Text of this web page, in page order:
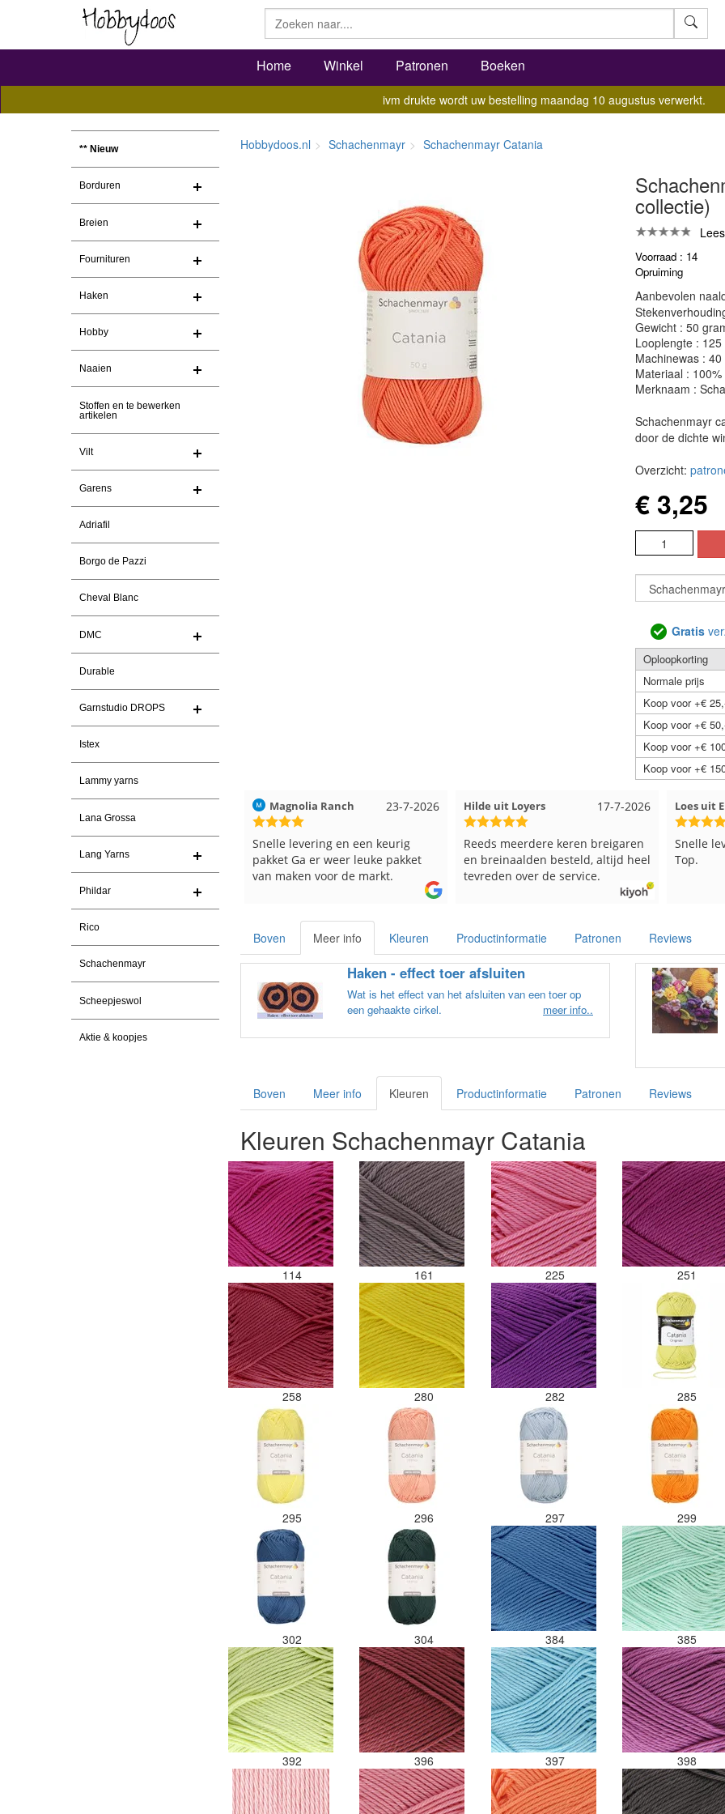
Home Winkel Patronen Boeken
ivm drukte wordt uw bestelling maandag 10 augustus verwerkt.
** Nieuw
Borduren
Breien
Fournituren
Haken
Hobby
Naaien
Stoffen en te bewerken
artikelen
Vilt
Garens
Adriafil
Borgo de Pazzi
Cheval Blanc
DMC
Durable
Garnstudio DROPS
Istex
Lammy yarns
Lana Grossa
Lang Yarns
Phildar
Rico
Schachenmayr
Scheepjeswol
Aktie & koopjes
Hobbydoos.nl Schachenmayr Schachenmayr Catania
collectie)
Voorraad : 14
Opruiming
Aanbevolen
Gewicht : 50
Looplengte :
Machinewas :
Materiaal : 100%
Merknaam :
Schachenmayr
door de dichte
Overzicht:
€ 3,25
Gratis
Oploopkorting
Normale prijs
Koop voor +€
Koop voor +€
Koop voor +€
Koop voor +€
23-7-2026
pakket Ga er weer leuke pakket
van maken voor de markt.
17-7-2026
Hilde uit Loyers
Reeds meerdere keren breigaren
en breinaalden besteld, altijd heel
tevreden over de service.
12-7-2026
Loes uit EMMELOORD
Snelle levering en keurig verpakt.
Top.
Boven Meer info Kleuren Productinformatie Patronen Reviews
Haken - effect toer afsluiten
Wat is het effect van het afsluiten van een toer op
een gehaakte cirkel.
meer info..
Boven Meer info Kleuren Productinformatie Patronen Reviews
Kleuren Schachenmayr Catania
114 161 225 251
258 280 282 285
295 296 297 299
302 304 384 385
392 396 397 398